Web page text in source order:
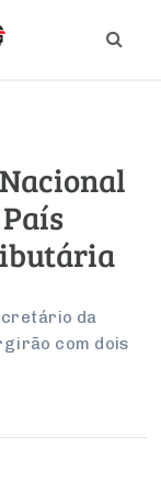
da
com dois